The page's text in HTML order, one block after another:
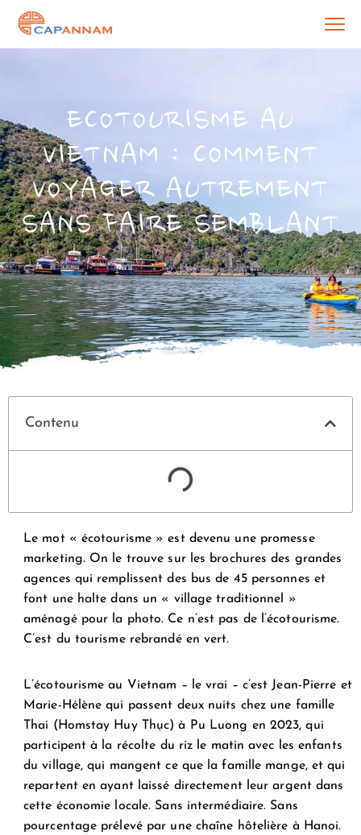
ECOTOURISME AU
VIETNAM : COMMENT
VOYAGER AUTREMENT
SANS FAIRE SEMBLANT
Contenu
Le mot « écotourisme » est devenu une promesse
marketing. On le trouve sur les brochures des grandes
agences qui remplissent des bus de 45 personnes et
font une halte dans un « village traditionnel »
aménagé pour la photo. Ce n’est pas de l’écotourisme.
C’est du tourisme rebrandé en vert.
L’écotourisme au Vietnam – le vrai – c’est Jean-Pierre et
Marie-Hélène qui passent deux nuits chez une famille
Thai (Homstay Huy Thục) à Pu Luong en 2023, qui
participent à la récolte du riz le matin avec les enfants
du village, qui mangent ce que la famille mange, et qui
repartent en ayant laissé directement leur argent dans
cette économie locale. Sans intermédiaire. Sans
pourcentage prélevé par une chaîne hôtelière à Hanoi.